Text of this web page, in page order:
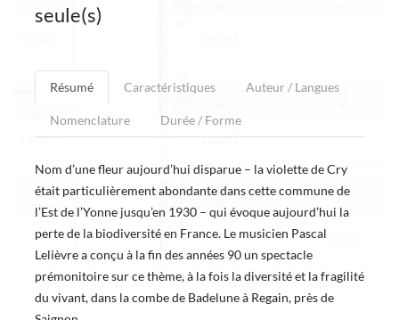
seule(s)
Résumé Caractéristiques Auteur / Langues
Nomenclature Durée / Forme
Nom d’une fleur aujourd’hui disparue – la violette de Cry
était particulièrement abondante dans cette commune de
l’Est de l’Yonne jusqu’en 1930 – qui évoque aujourd’hui la
perte de la biodiversité en France. Le musicien Pascal
Lelièvre a conçu à la fin des années 90 un spectacle
prémonitoire sur ce thème, à la fois la diversité et la fragilité
du vivant, dans la combe de Badelune à Regain, près de